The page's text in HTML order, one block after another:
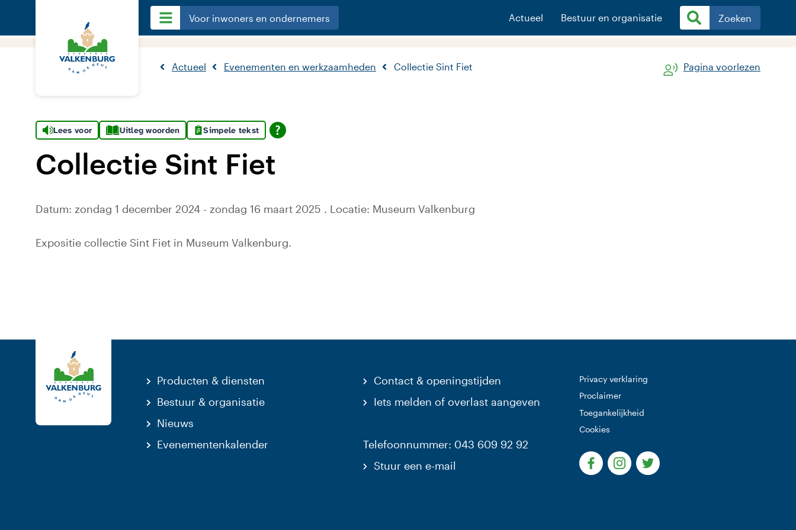
Voor inwoners en ondernemers Actueel Bestuur en organisatie Zoeken
Actueel Evenementen en werkzaamheden Collectie Sint Fiet Pagina voorlezen
Lees voor Uitleg woorden Simpele tekst
Collectie Sint Fiet
Datum: zondag 1 december 2024 - zondag 16 maart 2025 . Locatie: Museum Valkenburg
Expositie collectie Sint Fiet in Museum Valkenburg.
Producten & diensten
Bestuur & organisatie
Nieuws
Evenementenkalender
Contact & openingstijden
Iets melden of overlast aangeven
Telefoonnummer: 043 609 92 92
Stuur een e-mail
Privacy verklaring
Proclaimer
Toegankelijkheid
Cookies
(Deze link gaat naar een externe website)
(Deze link gaat naar een externe
(Deze link gaat naar een